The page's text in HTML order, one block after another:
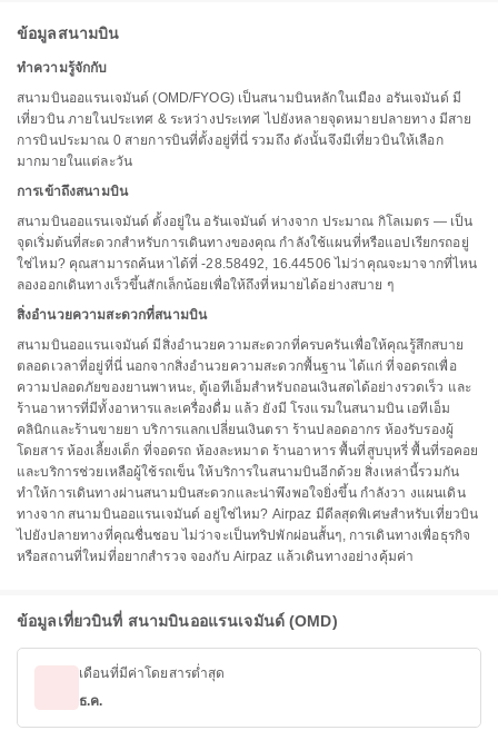
ข้อมูลสนามบิน
ทำความรู้จักกับ
สนามบินออแรนเจมันด์ (OMD/FYOG) เป็นสนามบินหลักในเมือง อรันเจมันด์ มี
เที่ยวบิน ภายในประเทศ & ระหว่างประเทศ ไปยังหลายจุดหมายปลายทาง มีสาย
การบินประมาณ 0 สายการบินที่ตั้งอยู่ที่นี่ รวมถึง ดังนั้นจึงมีเที่ยวบินให้เลือก
มากมายในแต่ละวัน
การเข้าถึงสนามบิน
สนามบินออแรนเจมันด์ ตั้งอยู่ใน อรันเจมันด์ ห่างจาก ประมาณ กิโลเมตร — เป็น
จุดเริ่มต้นที่สะดวกสำหรับการเดินทางของคุณ กำลังใช้แผนที่หรือแอปเรียกรถอยู่
ใช่ไหม? คุณสามารถค้นหาได้ที่ -28.58492, 16.44506 ไม่ว่าคุณจะมาจากที่ไหน
ลองออกเดินทางเร็วขึ้นสักเล็กน้อยเพื่อให้ถึงที่หมายได้อย่างสบาย ๆ
สิ่งอำนวยความสะดวกที่สนามบิน
สนามบินออแรนเจมันด์ มีสิ่งอำนวยความสะดวกที่ครบครันเพื่อให้คุณรู้สึกสบาย
ตลอดเวลาที่อยู่ที่นี่ นอกจากสิ่งอำนวยความสะดวกพื้นฐาน ได้แก่ ที่จอดรถเพื่อ
ความปลอดภัยของยานพาหนะ, ตู้เอทีเอ็มสำหรับถอนเงินสดได้อย่างรวดเร็ว และ
ร้านอาหารที่มีทั้งอาหารและเครื่องดื่ม แล้ว ยังมี โรงแรมในสนามบิน เอทีเอ็ม
คลินิกและร้านขายยา บริการแลกเปลี่ยนเงินตรา ร้านปลอดอากร ห้องรับรองผู้
โดยสาร ห้องเลี้ยงเด็ก ที่จอดรถ ห้องละหมาด ร้านอาหาร พื้นที่สูบบุหรี่ พื้นที่รอคอย
และบริการช่วยเหลือผู้ใช้รถเข็น ให้บริการในสนามบินอีกด้วย สิ่งเหล่านี้รวมกัน
ทำให้การเดินทางผ่านสนามบินสะดวกและน่าพึงพอใจยิ่งขึ้น กำลังวา งแผนเดิน
ทางจาก สนามบินออแรนเจมันด์ อยู่ใช่ไหม? Airpaz มีดีลสุดพิเศษสำหรับเที่ยวบิน
ไปยังปลายทางที่คุณชื่นชอบ ไม่ว่าจะเป็นทริปพักผ่อนสั้นๆ, การเดินทางเพื่อธุรกิจ
หรือสถานที่ใหม่ที่อยากสำรวจ จองกับ Airpaz แล้วเดินทางอย่างคุ้มค่า
ข้อมูลเที่ยวบินที่ สนามบินออแรนเจมันด์ (OMD)
เดือนที่มีค่าโดยสารต่ำสุด
ธ.ค.